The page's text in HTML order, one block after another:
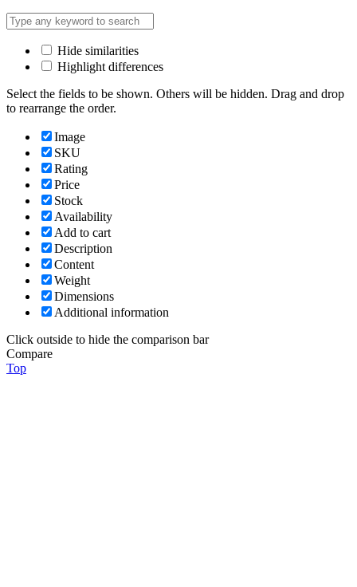
Hide similarities
Highlight differences
Select the fields to be shown. Others will be hidden. Drag and drop
to rearrange the order.
Image
SKU
Rating
Price
Stock
Availability
Add to cart
Description
Content
Weight
Dimensions
Additional information
Click outside to hide the comparison bar
Compare
Top